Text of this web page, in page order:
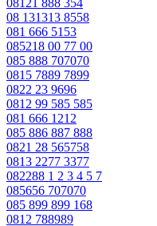
08 131313 8558
081 666 5153
085218 00 77 00
085 888 707070
0815 7889 7899
0822 23 9696
0812 99 585 585
081 666 1212
085 886 887 888
0821 28 565758
0813 2277 3377
082288 1 2 3 4 5 7
085656 707070
085 899 899 168
0812 788989